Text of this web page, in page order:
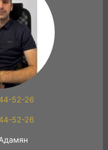
52-26
52-26